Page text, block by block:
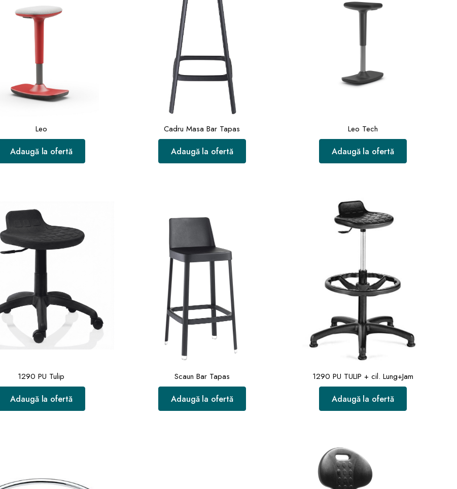
Leo
Adaugă la ofertă
Cadru Masa Bar Tapas
Adaugă la ofertă
Leo Tech
Adaugă la ofertă
1290 PU Tulip
Adaugă la ofertă
Scaun Bar Tapas
Adaugă la ofertă
1290 PU TULIP + cil. Lung+Jam
Adaugă la ofertă